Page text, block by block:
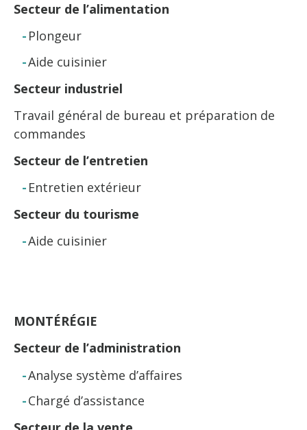
Secteur de l’alimentation
Plongeur
Aide cuisinier
Secteur industriel
Travail général de bureau et préparation de
commandes
Secteur de l’entretien
Entretien extérieur
Secteur du tourisme
Aide cuisinier
MONTÉRÉGIE
Secteur de l’administration
Analyse système d’affaires
Chargé d’assistance